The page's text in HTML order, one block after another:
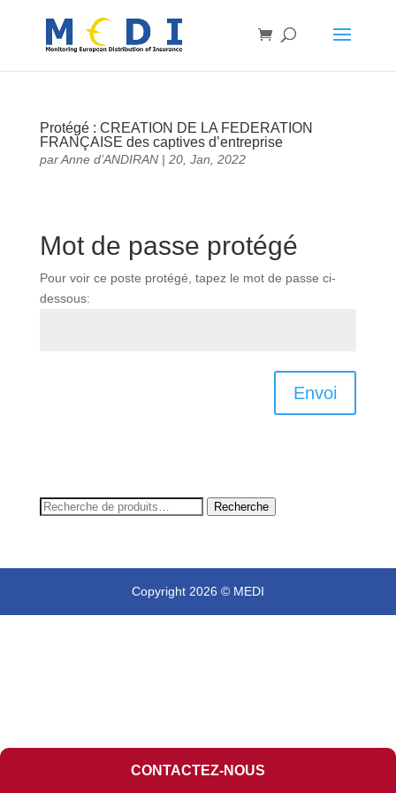
Protégé : CREATION DE LA FEDERATION
FRANÇAISE des captives d’entreprise
parAnne d’ANDIRAN| 20, Jan, 2022
Mot de passe protégé
Pour voir ce poste protégé, tapez le mot de passe ci-
dessous:
Envoi
Recherche
Recherche
Copyright 2026 © MEDI
CONTACTEZ-NOUS